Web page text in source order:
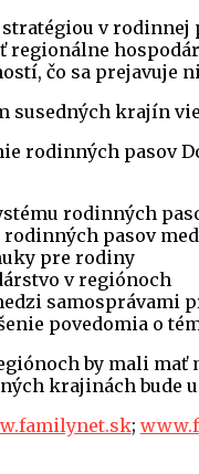
v
čo sa prejavuje
susedných krajín
rodinných pasov
rodinných
rodinných pasov
pre rodiny
v regiónoch
samosprávami
povedomia o
by mali
krajinách bude
;